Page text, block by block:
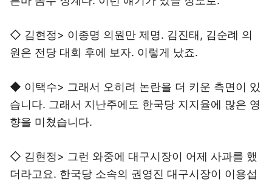
◇ 김현정> 이종명 의원만 제명. 김진태, 김순례 의
원은 전당 대회 후에 보자. 이렇게 났죠.
◆ 이택수> 그래서 오히려 논란을 더 키운 측면이 있
습니다. 그래서 지난주에도 한국당 지지율에 많은 영
향을 미쳤습니다.
◇ 김현정> 그런 와중에 대구시장이 어제 사과를 했
더라고요. 한국당 소속의 권영진 대구시장이 이용섭